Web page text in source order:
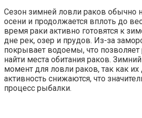
Сезон зимней ловли раков обычно
осени и продолжается вплоть до
время раки активно готовятся к
дне рек, озер и прудов. Из-за
покрывает водоемы, что
найти места обитания раков.
момент для ловли раков, так как
активность снижаются, что
процесс рыбалки.